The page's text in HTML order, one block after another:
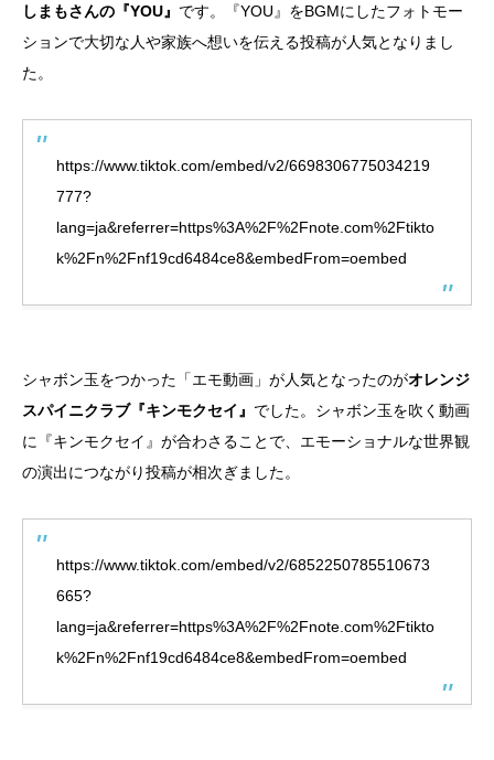
しまもさんの『YOU』 です。『YOU』をBGMにしたフォトモー
ションで大切な人や家族へ想いを伝える投稿が人気となりまし
た。
https://www.tiktok.com/embed/v2/6698306775034219
777?
lang=ja&referrer=https%3A%2F%2Fnote.com%2Ftikto
k%2Fn%2Fnf19cd6484ce8&embedFrom=oembed
シャボン玉をつかった「エモ動画」が人気となったのがオレンジ
スパイニクラブ『キンモクセイ』 でした。シャボン玉を吹く動画
に『キンモクセイ』が合わさることで、エモーショナルな世界観
の演出につながり投稿が相次ぎました。
https://www.tiktok.com/embed/v2/6852250785510673
665?
lang=ja&referrer=https%3A%2F%2Fnote.com%2Ftikto
k%2Fn%2Fnf19cd6484ce8&embedFrom=oembed